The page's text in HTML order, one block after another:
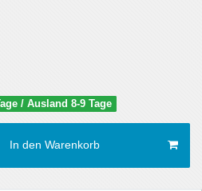
/ Ausland 8-9 Tage
In den Warenkorb